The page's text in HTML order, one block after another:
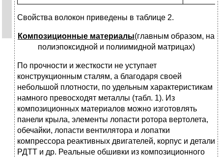
Свойства волокон приведены в таблице 2.
Композиционные материалы(главным образом, на
полиэпоксидной и полиимидной матрицах)
По прочности и жесткости не уступает
конструкционным сталям, а благодаря своей
небольшой плотности, по удельным характеристикам
намного превосходят металлы (табл. 1). Из
композиционных материалов можно изготовлять
панели крыла, элементы лопасти ротора вертолета,
обечайки, лопасти вентилятора и лопатки
компрессора реактивных двигателей, корпус и детали
РДТТ и др. Реальные обшивки из композиционного